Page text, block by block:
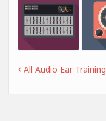
All Audio Ear Training